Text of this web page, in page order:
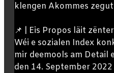
klengen Akommes
📌 | Eis Propos läit
Wéi e sozialen Index
mir deemools am Detail
den 14. September